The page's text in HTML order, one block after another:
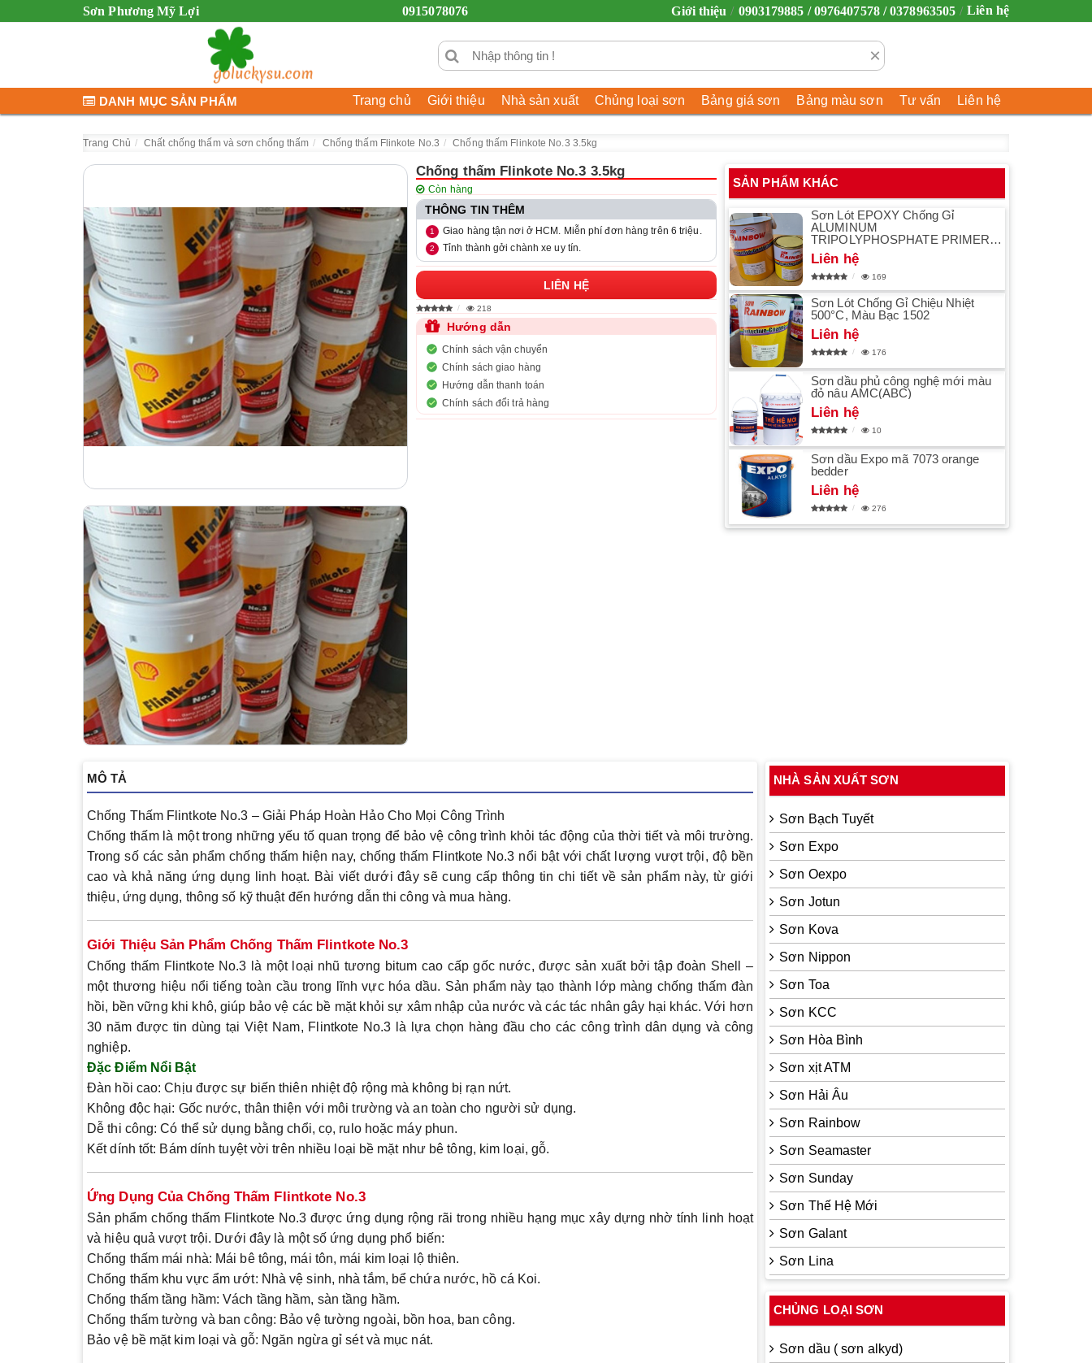
Sơn Phương Mỹ Lợi 0915078076 Giới thiệu 0903179885 / 0976407578 / 0378963505 Liên hệ
×
Trang chủ Giới thiệu Nhà sản xuất Chủng loại sơn Bảng giá sơn Bảng màu sơn Tư vấn Liên hệ
DANH MỤC SẢN PHẨM
Trang Chủ Chất chống thấm và sơn chống thấm Chống thấm Flinkote No.3 Chống thấm Flinkote No.3 3.5kg
Chống thấm Flinkote No.3 3.5kg
Còn hàng
THÔNG TIN THÊM
Giao hàng tận nơi ở HCM. Miễn phí đơn hàng trên 6 triệu.
Tỉnh thành gởi chành xe uy tín.
LIÊN HỆ
218
Hướng dẫn
Chính sách vận chuyển
Chính sách giao hàng
Hướng dẫn thanh toán
Chính sách đổi trả hàng
SẢN PHẨM KHÁC
Sơn Lót EPOXY Chống Gỉ
ALUMINUM
TRIPOLYPHOSPHATE PRIMER
1075
Liên hệ
169
Sơn Lót Chống Gỉ Chiệu Nhiệt
500°C, Màu Bạc 1502
Liên hệ
176
Sơn dầu phủ công nghệ mới màu
đỏ nâu AMC(ABC)
Liên hệ
10
Sơn dầu Expo mã 7073 orange
bedder
Liên hệ
276
MÔ TẢ
Chống Thấm Flintkote No.3 – Giải Pháp Hoàn Hảo Cho Mọi Công Trình
Chống thấm là một trong những yếu tố quan trọng để bảo vệ công trình khỏi tác động của thời tiết và môi trường.
Trong số các sản phẩm chống thấm hiện nay, chống thấm Flintkote No.3 nổi bật với chất lượng vượt trội, độ bền
cao và khả năng ứng dụng linh hoạt. Bài viết dưới đây sẽ cung cấp thông tin chi tiết về sản phẩm này, từ giới
thiệu, ứng dụng, thông số kỹ thuật đến hướng dẫn thi công và mua hàng.
Giới Thiệu Sản Phẩm Chống Thấm Flintkote No.3
Chống thấm Flintkote No.3 là một loại nhũ tương bitum cao cấp gốc nước, được sản xuất bởi tập đoàn Shell –
một thương hiệu nổi tiếng toàn cầu trong lĩnh vực hóa dầu. Sản phẩm này tạo thành lớp màng chống thấm đàn
hồi, bền vững khi khô, giúp bảo vệ các bề mặt khỏi sự xâm nhập của nước và các tác nhân gây hại khác. Với hơn
30 năm được tin dùng tại Việt Nam, Flintkote No.3 là lựa chọn hàng đầu cho các công trình dân dụng và công
nghiệp.
Đặc Điểm Nổi Bật
Đàn hồi cao: Chịu được sự biến thiên nhiệt độ rộng mà không bị rạn nứt.
Không độc hại: Gốc nước, thân thiện với môi trường và an toàn cho người sử dụng.
Dễ thi công: Có thể sử dụng bằng chổi, cọ, rulo hoặc máy phun.
Kết dính tốt: Bám dính tuyệt vời trên nhiều loại bề mặt như bê tông, kim loại, gỗ.
Ứng Dụng Của Chống Thấm Flintkote No.3
Sản phẩmchống thấm Flintkote No.3 được ứng dụng rộng rãi trong nhiều hạng mục xây dựng nhờ tính linh hoạt
và hiệu quả vượt trội. Dưới đây là một số ứng dụng phổ biến:
Chống thấm mái nhà: Mái bê tông, mái tôn, mái kim loại lộ thiên.
Chống thấm khu vực ẩm ướt: Nhà vệ sinh, nhà tắm, bể chứa nước, hồ cá Koi.
Chống thấm tầng hầm: Vách tầng hầm, sàn tầng hầm.
Chống thấm tường và ban công: Bảo vệ tường ngoài, bồn hoa, ban công.
Bảo vệ bề mặt kim loại và gỗ: Ngăn ngừa gỉ sét và mục nát.
NHÀ SẢN XUẤT SƠN
Sơn Bạch Tuyết
Sơn Expo
Sơn Oexpo
Sơn Jotun
Sơn Kova
Sơn Nippon
Sơn Toa
Sơn KCC
Sơn Hòa Bình
Sơn xịt ATM
Sơn Hải Âu
Sơn Rainbow
Sơn Seamaster
Sơn Sunday
Sơn Thế Hệ Mới
Sơn Galant
Sơn Lina
CHỦNG LOẠI SƠN
Sơn dầu ( sơn alkyd)